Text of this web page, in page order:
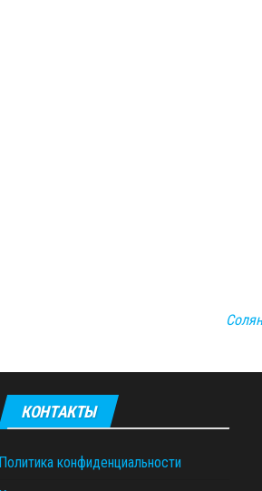
КОНТАКТЫ
Политика конфиденциальности